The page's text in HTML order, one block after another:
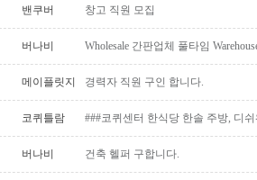
밴쿠버 창고 직원 모집
버나비 Wholesale 간판업체 풀타임
메이플릿지 경력자 직원 구인 합니다.
코퀴틀람 ###코퀴센터 한식당 한솔 주방, 디
버나비 건축 헬퍼 구합니다.